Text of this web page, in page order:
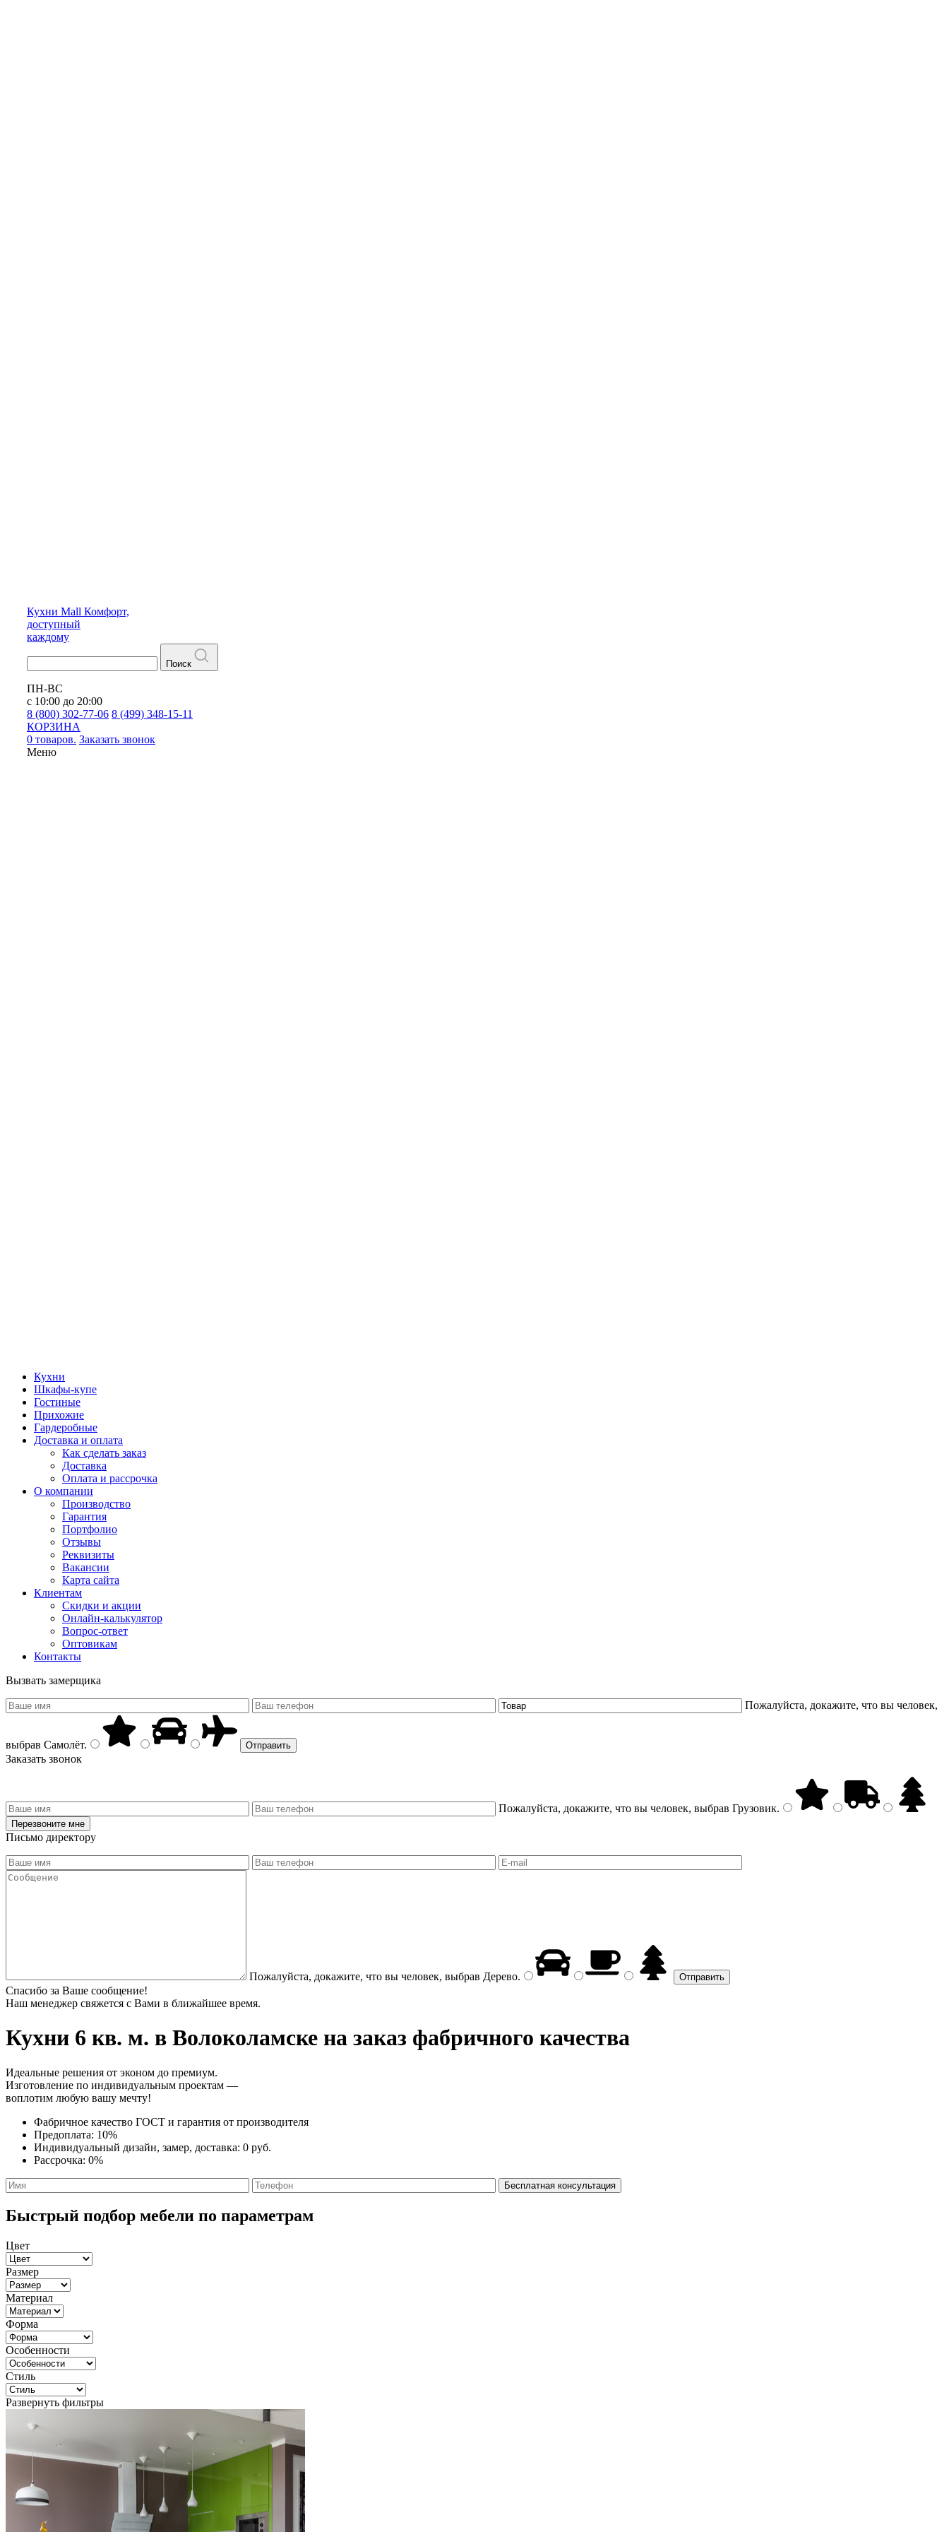
Кухни Mall Комфорт,
доступный
каждому
Поиск
ПН-ВС
с 10:00 до 20:00
8 (800) 302-77-06 8 (499) 348-15-11
КОРЗИНА
0 товаров. Заказать звонок
Меню
Кухни
Шкафы-купе
Гостиные
Прихожие
Гардеробные
Доставка и оплата
Как сделать заказ
Доставка
Оплата и рассрочка
О компании
Производство
Гарантия
Портфолио
Отзывы
Реквизиты
Вакансии
Карта сайта
Клиентам
Скидки и акции
Онлайн-калькулятор
Вопрос-ответ
Оптовикам
Контакты
Вызвать замерщика
Пожалуйста, докажите, что вы человек,
выбрав Самолёт.
Заказать звонок
Пожалуйста, докажите, что вы человек, выбрав Грузовик.
Письмо директору
Пожалуйста, докажите, что вы человек, выбрав Дерево.
Спасибо за Ваше сообщение!
Наш менеджер свяжется с Вами в ближайшее время.
Кухни 6 кв. м. в Волоколамске на заказ фабричного качества
Идеальные решения от эконом до премиум.
Изготовление по индивидуальным проектам —
воплотим любую вашу мечту!
Фабричное качество ГОСТ и гарантия от производителя
Предоплата: 10%
Индивидуальный дизайн, замер, доставка: 0 руб.
Рассрочка: 0%
Быстрый подбор мебели по параметрам
Цвет
Размер
Материал
Форма
Особенности
Стиль
Развернуть фильтры